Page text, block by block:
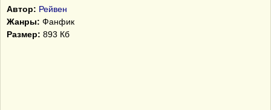
Автор: Рейвен
Жанры: Фанфик
Размер: 893 Кб